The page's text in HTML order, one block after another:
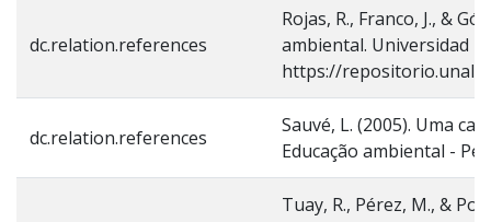
dc.relation.references
Rojas, R., Franco, J., &
ambiental. Universidad
https://
dc.relation.references
Sauvé, L. (2005). Uma
Educação ambiental -
Tuay, R., Pérez, M., &